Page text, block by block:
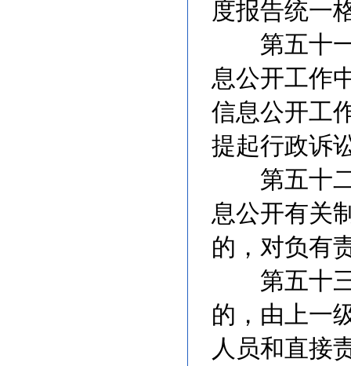
度报告统一
第五十一
息公开工作
信息公开工
提起行政诉
第五十二
息公开有关
的，对负有
第五十三
的，由上一
人员和直接